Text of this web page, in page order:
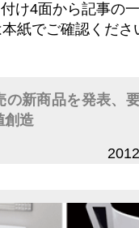
け4面から記事の
紙でご確認くださ
の新商品を発表、
創造